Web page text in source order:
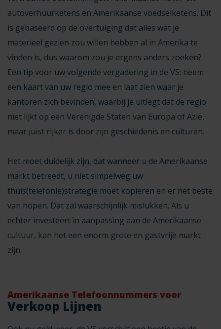
autoverhuurketens en Amerikaanse voedselketens. Dit
is gebaseerd op de overtuiging dat alles wat je
materieel gezien zou willen hebben al in Amerika te
vinden is, dus waarom zou je ergens anders zoeken?
Een tip voor uw volgende vergadering in de VS: neem
een kaart van uw regio mee en laat zien waar je
kantoren zich bevinden, waarbij je uitlegt dat de regio
niet lijkt op een Verenigde Staten van Europa of Azië,
maar juist rijker is door zijn geschiedenis en culturen.
Het moet duidelijk zijn, dat wanneer u de Amerikaanse
markt betreedt, u niet simpelweg uw
thuis(telefonie)strategie moet kopiëren en er het beste
van hopen. Dat zal waarschijnlijk mislukken. Als u
echter investeert in aanpassing aan de Amerikaanse
cultuur, kan het een enorm grote en gastvrije markt
zijn.
Amerikaanse Telefoonnummers voor
Verkoop Lijnen